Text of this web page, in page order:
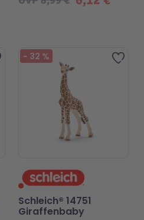
Zur Wunschliste hinzufügen Zur
- 32 %
Schleich® 14751
Giraffenbaby